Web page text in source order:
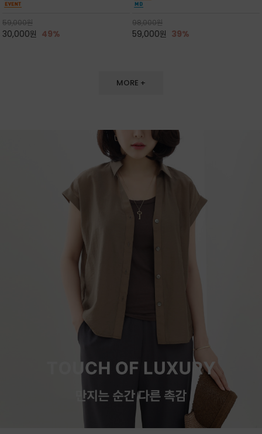
감)★
드 넥라인과 여유있는 스탠다드 핏으로 여름내내
이쁘게 입으세요 ^^
59,000원
30,000원 49%
를 길어 보이게 해주며 와이드 팬츠와 셋업
98,000원
59,000원 39%
MORE +